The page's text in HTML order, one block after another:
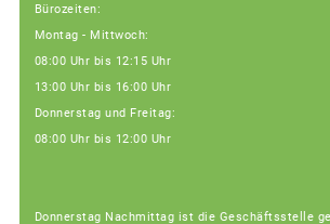
Bürozeiten:
Montag - Mittwoch:
08:00 Uhr bis 12:15 Uhr
13:00 Uhr bis 16:00 Uhr
Donnerstag und Freitag:
08:00 Uhr bis 12:00 Uhr
Donnerstag Nachmittag ist die Geschäftsstelle